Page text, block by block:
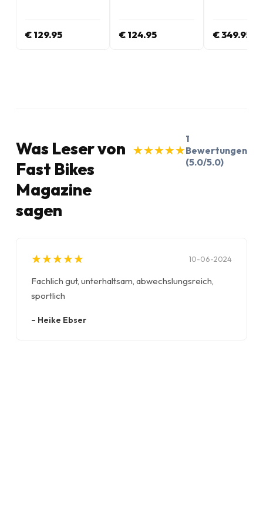
€ 129.95 € 124.95 € 349.95
Was Leser von
Fast Bikes
Magazine
sagen
★
★★
★★
★★
★★
★
1
Bewertungen
(5.0/5.0)
★
★★
★★
★★
★★
★ 10-06-2024
Fachlich gut, unterhaltsam, abwechslungsreich,
sportlich
– Heike Ebser